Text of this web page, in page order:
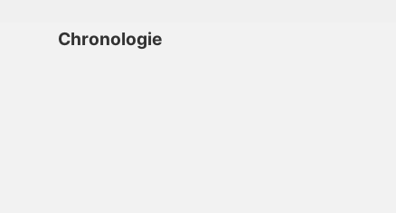
Chronologie